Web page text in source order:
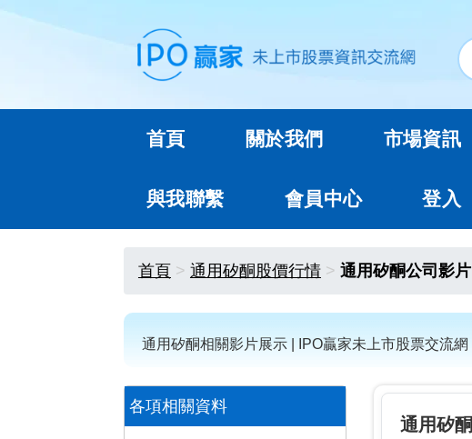
首頁 關於我們 市場資訊
與我聯繫 會員中心 登入
首頁 通用矽酮股價行情 通用矽酮公司影片
通用矽酮相關影片展示 | IPO贏家未上市股票交流網
各項相關資料
通用矽酮